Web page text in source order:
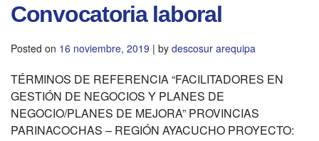
Convocatoria laboral
Posted on 16 noviembre, 2019 | by descosur arequipa
TÉRMINOS DE REFERENCIA “FACILITADORES EN
GESTIÓN DE NEGOCIOS Y PLANES DE
NEGOCIO/PLANES DE MEJORA” PROVINCIAS
PARINACOCHAS – REGIÓN AYACUCHO PROYECTO: